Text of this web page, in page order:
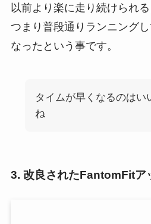
以前より楽に走り続けられ
つまり普段通りランニング
なったという事です。
タイムが早くなるのはい
ね
3. 改良されたFantomFitア